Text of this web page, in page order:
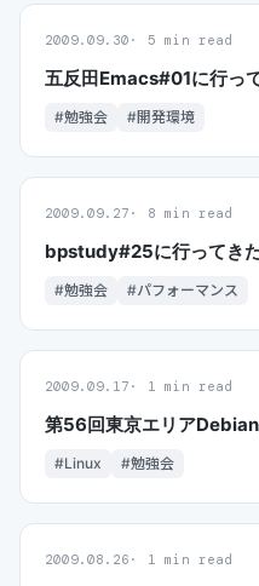
2009.09.30 5 min read
五反田Emacs#01に行っ
#勉強会 #開発環境
2009.09.27 8 min read
bpstudy#25に行ってき
#勉強会 #パフォーマンス
2009.09.17 1 min read
第56回東京エリア
#Linux #勉強会
2009.08.26 1 min read